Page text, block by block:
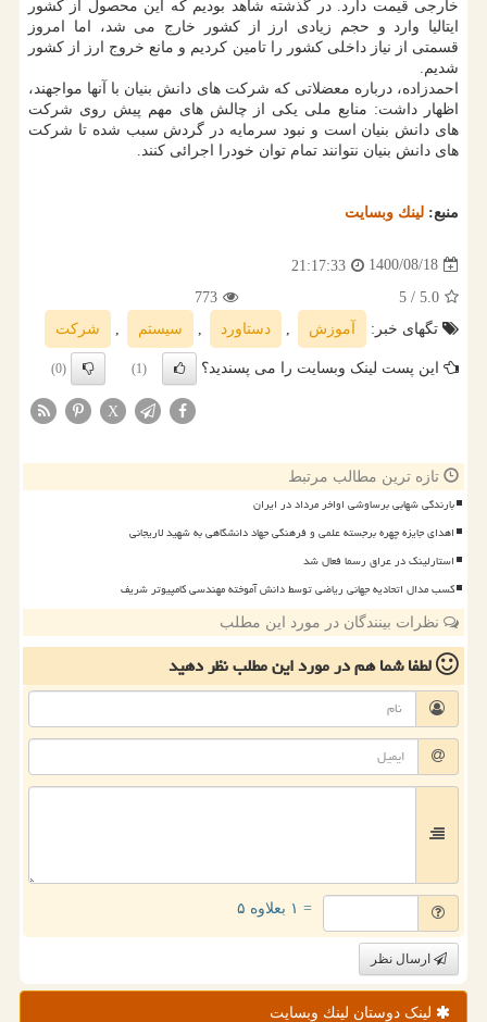
خارجی قیمت دارد. در گذشته شاهد بودیم که این محصول از کشور
ایتالیا وارد و حجم زیادی ارز از کشور خارج می شد، اما امروز
قسمتی از نیاز داخلی کشور را تامین کردیم و مانع خروج ارز از کشور
شدیم.
احمدزاده، درباره معضلاتی که شرکت های دانش بنیان با آنها مواجهند،
اظهار داشت: منابع ملی یکی از چالش های مهم پیش روی شرکت
های دانش بنیان است و نبود سرمایه در گردش سبب شده تا شرکت
های دانش بنیان نتوانند تمام توان خودرا اجرائی کنند.
منبع: لینك وبسایت
1400/08/18
21:17:33
5.0
/ 5
773
تگهای خبر:
آموزش دستاورد سیستم شركت
این پست لینک وبسایت را می پسندید؟ (1)
(0)
X
تازه ترین مطالب مرتبط
بارندگی شهابی برساوشی اواخر مرداد در ایران
اهدای جایزه چهره برجسته علمی و فرهنگی جهاد دانشگاهی به شهید لاریجانی
استارلینک در عراق رسما فعال شد
کسب مدال اتحادیه جهانی ریاضی توسط دانش آموخته مهندسی کامپیوتر شریف
نظرات بینندگان در مورد این مطلب
لطفا شما همدر مورد این مطلبنظر دهید
= ۱ بعلاوه ۵
ارسال نظر
لینک دوستان لینك وبسایت